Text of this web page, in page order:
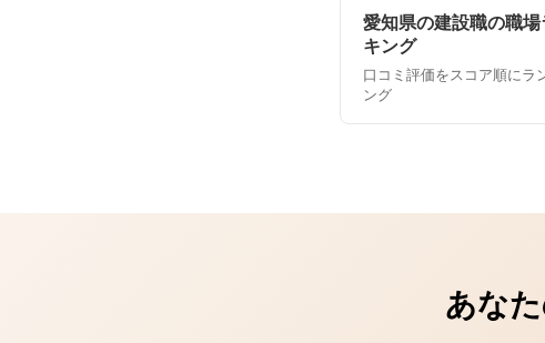
愛知県の建設職の職場
キング
口コミ評価をスコア順にラ
ング
あな